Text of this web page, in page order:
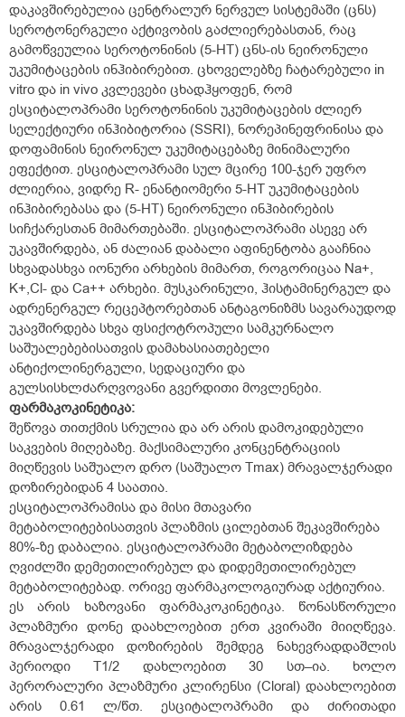
დაკავშირებულია ცენტრალურ ნერვულ სისტემაში (ცნს)
სეროტონერგული აქტივობის გაძლიერებასთან, რაც
გამოწვეულია სეროტონინის (5-HT) ცნს-ის ნეირონული
უკუმიტაცების ინჰიბირებით. ცხოველებზე ჩატარებული in
vitro და in vivo კვლევები ცხადჰყოფენ, რომ
ესციტალოპრამი სეროტონინის უკუმიტაცების ძლიერ
სელექტიური ინჰიბიტორია (SSRI), ნორეპინეფრინისა და
დოფამინის ნეირონულ უკუმიტაცებაზე მინიმალური
ეფექტით. ესციტალოპრამი სულ მცირე 100-ჯერ უფრო
ძლიერია, ვიდრე R- ენანტიომერი 5-HT უკუმიტაცების
ინჰიბირებასა და (5-HT) ნეირონული ინჰიბირების
სიჩქარესთან მიმართებაში. ესციტალოპრამი ასევე არ
უკავშირდება, ან ძალიან დაბალი აფინენტობა გააჩნია
სხვადასხვა იონური არხების მიმართ, როგორიცაა Na+,
K+,Cl- და Ca++ არხები. მუსკარინული, ჰისტამინერგულ და
ადრენერგულ რეცეპტორებთან ანტაგონიზმს სავარაუდოდ
უკავშირდება სხვა ფსიქოტროპული სამკურნალო
საშუალებებისათვის დამახასიათებელი
ანტიქოლინერგული, სედაციური და
გულსისხლძარღვოვანი გვერდითი მოვლენები.
ფარმაკოკინეტიკა:
შეწოვა თითქმის სრულია და არ არის დამოკიდებული
საკვების მიღებაზე. მაქსიმალური კონცენტრაციის
მიღწევის საშუალო დრო (საშუალო Tmax) მრავალჯერადი
დოზირებიდან 4 საათია.
ესციტალოპრამისა და მისი მთავარი
მეტაბოლიტებისათვის პლაზმის ცილებთან შეკავშირება
80%-ზე დაბალია. ესციტალოპრამი მეტაბოლიზდება
ღვიძლში დემეთილირებულ და დიდემეთილირებულ
მეტაბოლიტებად. ორივე ფარმაკოლოგიურად აქტიურია.
ეს არის ხაზოვანი ფარმაკოკინეტიკა. წონასწორული
პლაზმური დონე დაახლოებით ერთ კვირაში მიიღწევა.
მრავალჯერადი დოზირების შემდეგ ნახევრადდაშლის
პერიოდი T1/2 დახლოებით 30 სთ–ია. ხოლო
პერორალური პლაზმური კლირენსი (Cloral) დაახლოებით
არის 0.61 ლ/წთ. ესციტალოპრამი და ძირითადი